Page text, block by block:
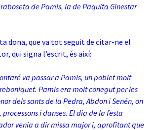
raboseta de Pamis, la de Paquita Ginestar
dona, que va tot seguit de citar-ne el
qui signa l’escrit, és així:
va passar a Pamis, un poblet molt
Pamis era molt conegut per les
dels sants de la Pedra, Abdon i Senén, on
processons i danses. El dia de la festa
venia a dir missa major i, aprofitant que